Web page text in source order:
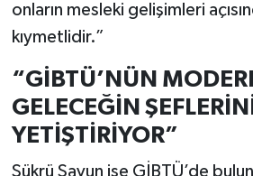
onların mesleki gelişimleri
kıymetlidir.”
“GİBTÜ’NÜN
GELECEĞİN ŞEFLERİNİ
YETİŞTİRİYOR”
Şükrü Savun ise GİBTÜ’de